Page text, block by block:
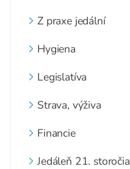
Z praxe jedální
Hygiena
Legislatíva
Strava, výživa
Financie
Jedáleň 21. storočia